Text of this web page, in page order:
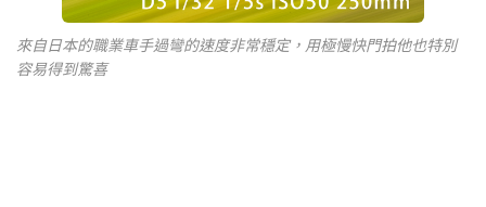
來自日本的職業車手過彎的速度非常穩定，用極慢快門拍他也特別
容易得到驚喜